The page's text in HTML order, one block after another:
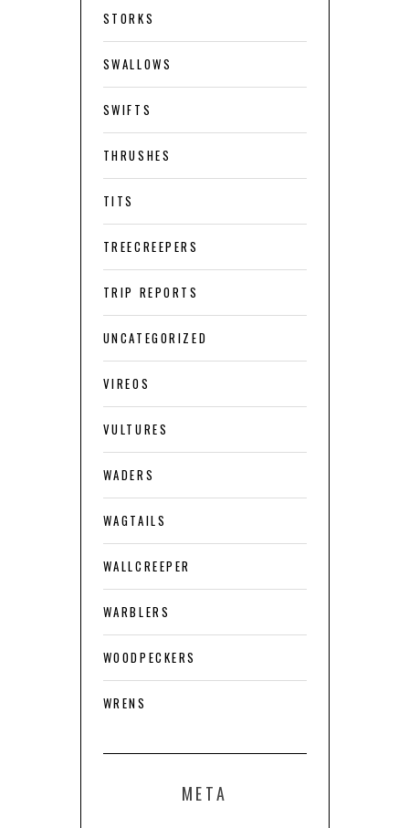
STORKS
SWALLOWS
SWIFTS
THRUSHES
TITS
TREECREEPERS
TRIP REPORTS
UNCATEGORIZED
VIREOS
VULTURES
WADERS
WAGTAILS
WALLCREEPER
WARBLERS
WOODPECKERS
WRENS
META